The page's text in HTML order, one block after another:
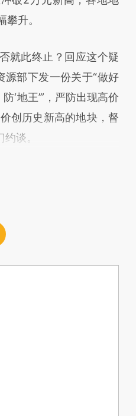
意图存在偏差。不代表
升。
就此终止？回应这个疑
源部下发一份关于“做好
‘地王’”，严防出现高价
创历史新高的地块，督
谈。